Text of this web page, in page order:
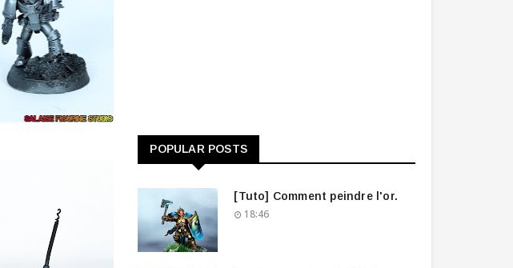
POPULAR POSTS
[Tuto] Comment peindre l'or.
18:46